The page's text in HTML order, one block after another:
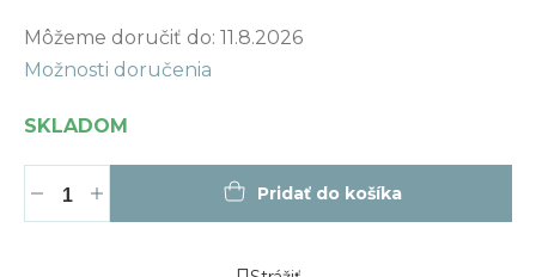
cena:
SKLADOM
Môžeme doručiť do: 11.8.2026
Možnosti doručenia
Pridať do košíka